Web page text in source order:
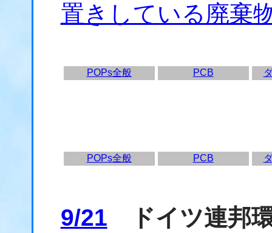
置きしている廃棄
POPs全般 PCB
POPs全般 PCB
9/21 ドイツ連邦